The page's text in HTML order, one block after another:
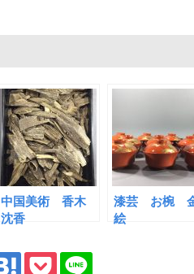
中国美術 香木
沈香
漆芸 お椀
絵